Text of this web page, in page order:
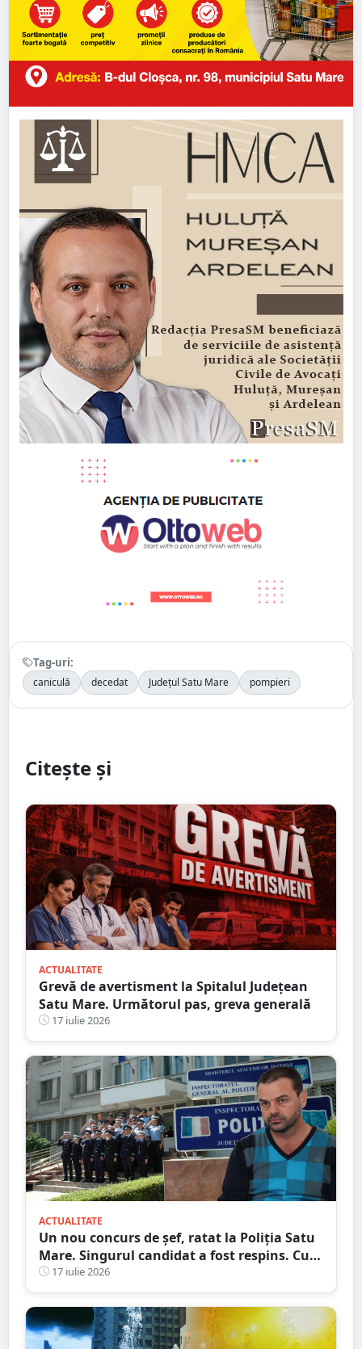
Tag-uri:
caniculă decedat Județul Satu Mare pompieri
Citește și
ACTUALITATE
Grevă de avertisment la Spitalul Județean
Satu Mare. Următorul pas, greva generală
17 iulie 2026
ACTUALITATE
Un nou concurs de șef, ratat la Poliția Satu
Mare. Singurul candidat a fost respins. Cum
se explică...
17 iulie 2026